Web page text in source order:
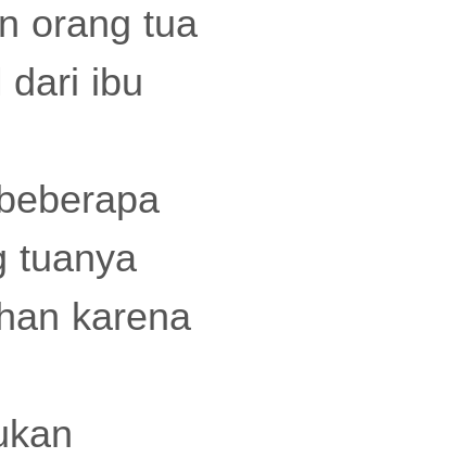
orang tua
dari ibu
tuanya
karena